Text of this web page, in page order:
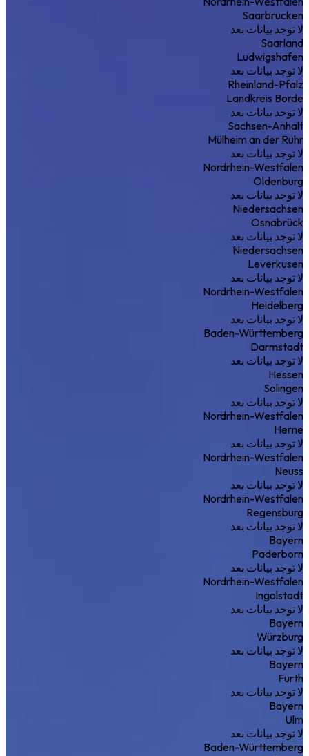
Saarbrücken
لا توجد بيانات بعد
Saarland
Ludwigshafen
لا توجد بيانات بعد
Rheinland-Pfalz
Landkreis Börde
لا توجد بيانات بعد
Sachsen-Anhalt
Mülheim an der Ruhr
لا توجد بيانات بعد
Nordrhein-Westfalen
Oldenburg
لا توجد بيانات بعد
Niedersachsen
Osnabrück
لا توجد بيانات بعد
Niedersachsen
Leverkusen
لا توجد بيانات بعد
Nordrhein-Westfalen
Heidelberg
لا توجد بيانات بعد
Baden-Württemberg
Darmstadt
لا توجد بيانات بعد
Hessen
Solingen
لا توجد بيانات بعد
Nordrhein-Westfalen
Herne
لا توجد بيانات بعد
Nordrhein-Westfalen
Neuss
لا توجد بيانات بعد
Nordrhein-Westfalen
Regensburg
لا توجد بيانات بعد
Bayern
Paderborn
لا توجد بيانات بعد
Nordrhein-Westfalen
Ingolstadt
لا توجد بيانات بعد
Bayern
Würzburg
لا توجد بيانات بعد
Bayern
Fürth
لا توجد بيانات بعد
Bayern
Ulm
لا توجد بيانات بعد
Baden-Württemberg